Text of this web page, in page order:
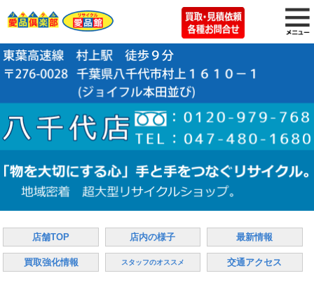
店舗TOP 店内の様子 最新情報
買取強化情報 スタッフのオススメ 交通アクセス